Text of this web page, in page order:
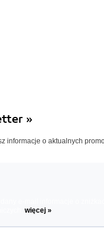
»
informacje o aktualnych
więcej »